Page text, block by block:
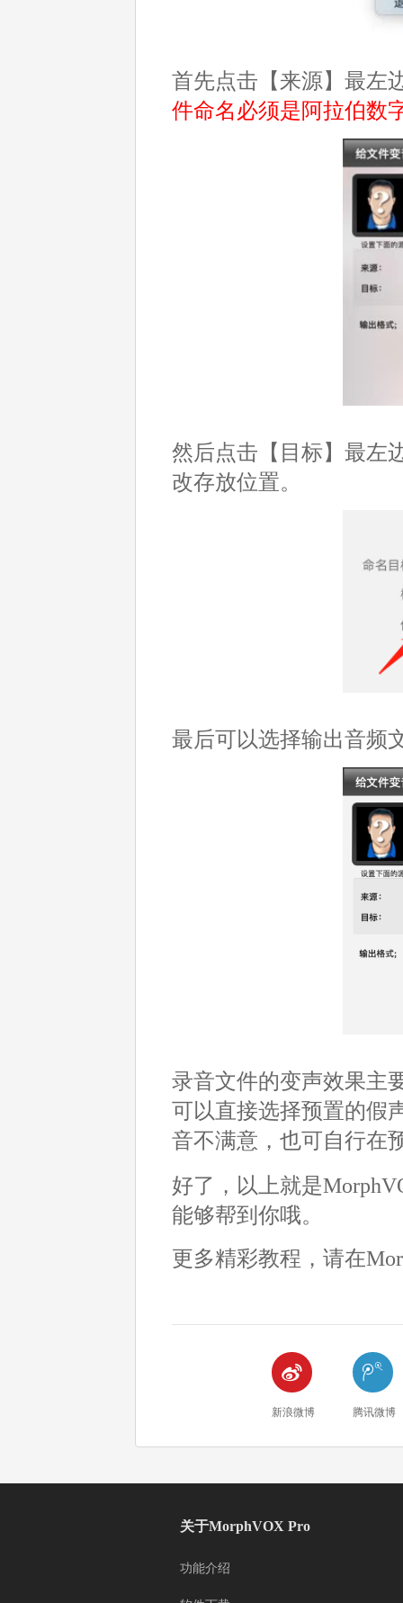
首先点击【来源】最左
件命名必须是阿拉伯数
然后点击【目标】最左
改存放位置。
最后可以选择输出音频
录音文件的变声效果主
可以直接选择预置的假
音不满意，也可自行在
好了，以上就是
能够帮到你哦。
更多精彩教程，请在

新浪微博

腾讯微博
关于MorphVOX Pro
功能介绍